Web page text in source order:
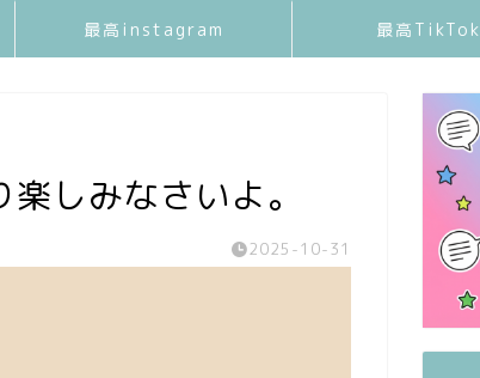
最高instagram 最高TikTok
しみなさいよ。
2025-10-31